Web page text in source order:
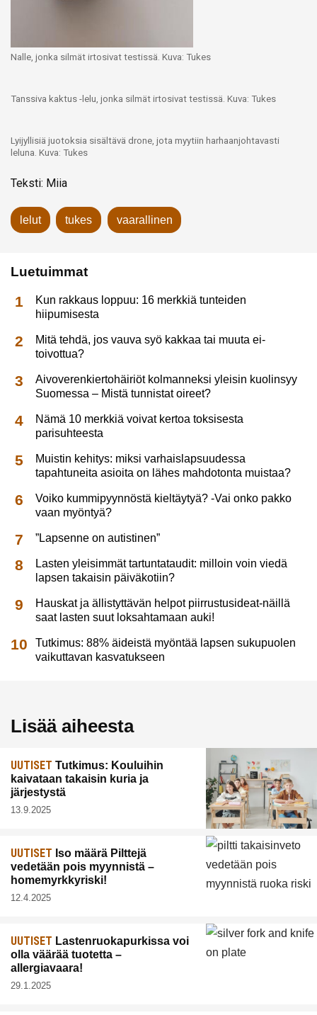
Nalle, jonka silmät irtosivat testissä. Kuva: Tukes
Tanssiva kaktus -lelu, jonka silmät irtosivat testissä. Kuva: Tukes
Lyijyllisiä juotoksia sisältävä drone, jota myytiin harhaanjohtavasti
leluna. Kuva: Tukes
Teksti: Miia
lelut tukes vaarallinen
Luetuimmat
Kun rakkaus loppuu: 16 merkkiä tunteiden
hiipumisesta
Mitä tehdä, jos vauva syö kakkaa tai muuta ei-
toivottua?
Aivoverenkiertohäiriöt kolmanneksi yleisin kuolinsyy
Suomessa – Mistä tunnistat oireet?
Nämä 10 merkkiä voivat kertoa toksisesta
parisuhteesta
Muistin kehitys: miksi varhaislapsuudessa
tapahtuneita asioita on lähes mahdotonta muistaa?
Voiko kummipyynnöstä kieltäytyä? -Vai onko pakko
vaan myöntyä?
”Lapsenne on autistinen”
Lasten yleisimmät tartuntataudit: milloin voin viedä
lapsen takaisin päiväkotiin?
Hauskat ja ällistyttävän helpot piirrustusideat-näillä
saat lasten suut loksahtamaan auki!
Tutkimus: 88% äideistä myöntää lapsen sukupuolen
vaikuttavan kasvatukseen
Lisää aiheesta
UUTISET Tutkimus: Kouluihin
kaivataan takaisin kuria ja
järjestystä
13.9.2025
UUTISET Iso määrä Pilttejä
vedetään pois myynnistä –
homemyrkkyriski!
12.4.2025
UUTISET Lastenruokapurkissa voi
olla väärää tuotetta –
allergiavaara!
29.1.2025